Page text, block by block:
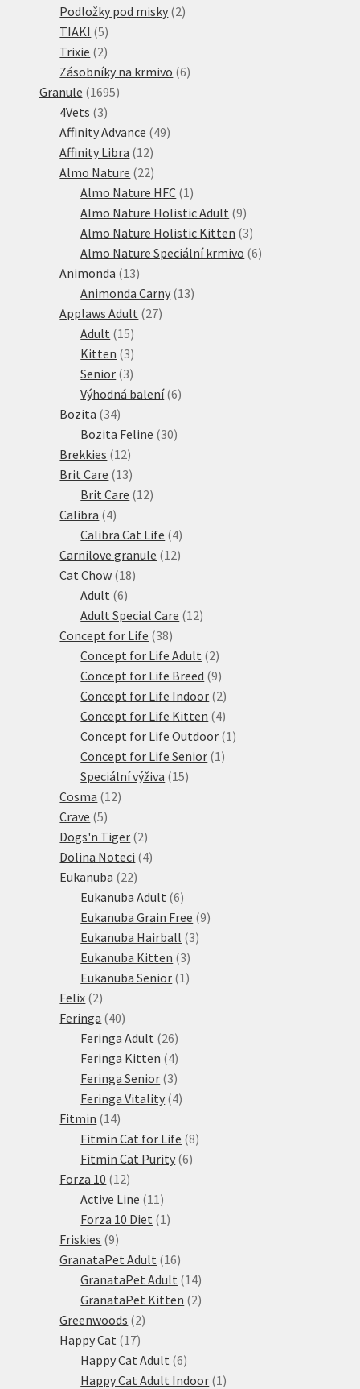
produkt
Podložky pod misky 22
TIAKI 55
produktů
Trixie 22
produkty
Zásobníky na krmivo 66
Granule 16951695
4Vets 33
produkty
Affinity Advance 4949
Affinity Libra 1212
produktů
Almo Nature 2222
produktů
Almo Nature HFC 1 1
produkt
Almo Nature Holistic Adult 99
produktů
Almo Nature Holistic Kitten 33
produkty
Almo Nature Speciální krmivo 66
Animonda 1313
produktů
Animonda Carny 1313
Applaws Adult 2727
Adult 1515
produktů
Kitten 33
produkty
Senior 33
produkty
Výhodná balení 66
Bozita 3434
produktů
Bozita Feline 3030
Brekkies 1212
produktů
Brit Care 1313
produktů
Brit Care 1212
Calibra 44
produkty
Calibra Cat Life 44
produkty
Carnilove granule 1212
Cat Chow 1818
Adult 66
produktů
Adult Special Care 1212
Concept for Life 3838
produktů
Concept for Life Adult 22
produkty
Concept for Life Breed 99
produktů
Concept for Life Indoor 22
produkty
Concept for Life Kitten 44
produkty
Concept for Life Outdoor 1 1
Concept for Life Senior 1 1
Speciální výživa 1515
Cosma 1212
Crave 55
produktů
Dogs'n Tiger 22
produkty
Dolina Noteci 44
Eukanuba 2222
produktů
Eukanuba Adult 66
produktů
Eukanuba Grain Free 99
Eukanuba Hairball 33
Eukanuba Kitten 33
produkty
Eukanuba Senior 1 1
Felix 22
produkty
Feringa 4040
produktů
Feringa Adult 2626
produktů
Feringa Kitten 44
produkty
Feringa Senior 33
produkty
Feringa Vitality 44
Fitmin 1414
produktů
Fitmin Cat for Life 88
Fitmin Cat Purity 66
Forza 10 1212
produktů
Active Line 11 11
produktů
Forza 10 Diet 1 1
Friskies 99
produktů
GranataPet Adult 1616
produktů
GranataPet Adult 1414
produktů
GranataPet Kitten 22
Greenwoods 22
Happy Cat 1717
produktů
Happy Cat Adult 66
produktů
Happy Cat Adult Indoor 1 1